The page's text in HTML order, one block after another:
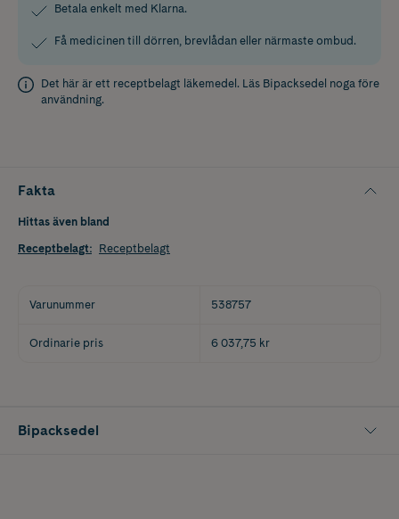
Betala enkelt med Klarna.
Få medicinen till dörren, brevlådan eller närmaste ombud.
Det här är ett receptbelagt läkemedel. Läs Bipacksedel noga före
användning.
Fakta
Hittas även bland
Receptbelagt: Receptbelagt
Varunummer 538757
Ordinarie pris 6 037,75 kr
Bipacksedel